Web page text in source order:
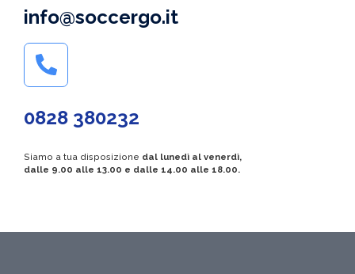
info@soccergo.it
0828 380232
Siamo a tua disposizione dal lunedì al venerdì,
dalle 9.00 alle 13.00 e dalle 14.00 alle 18.00.